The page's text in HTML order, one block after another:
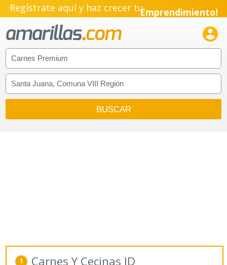
Regístrate aquí y haz crecer tuEmprendimiento!

1 Carnes Y Cecinas JD